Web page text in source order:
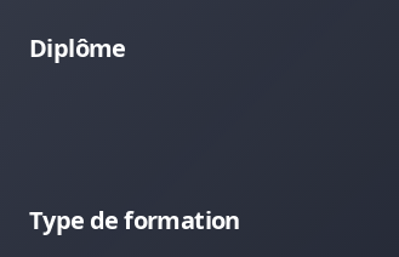
Diplôme
Type de formation